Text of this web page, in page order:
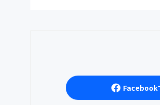
Facebook